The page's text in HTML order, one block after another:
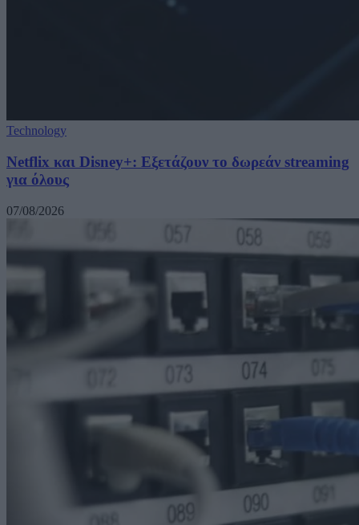
Technology
Netflix και Disney+: Εξετάζουν το δωρεάν streaming
για όλους
07/08/2026